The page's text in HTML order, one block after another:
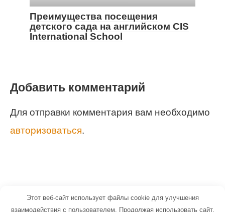
Преимущества посещения
детского сада на английском CIS
International School
Добавить комментарий
Для отправки комментария вам необходимо
авторизоваться.
© 2026 Маленький Гений - портал для
Этот веб-сайт использует файлы cookie для улучшения
взаимодействия с пользователем. Продолжая использовать сайт,